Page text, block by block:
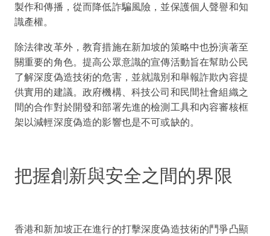
製作和傳播，從而降低詐騙風險，並保護個人聲譽和知
識產權。
除法律改革外，教育措施在新加坡的策略中也扮演著至
關重要的角色。提高公眾意識的宣傳活動旨在幫助公民
了解深度偽造技術的危害，並就識別和舉報詐欺內容提
供實用的建議。政府機構、科技公司和民間社會組織之
間的合作對於開發和部署先進的檢測工具和內容審核框
架以減輕深度偽造的影響也是不可或缺的。
把握創新與安全之間的界限
香港和新加坡正在進行的打擊深度偽造技術的鬥爭凸顯